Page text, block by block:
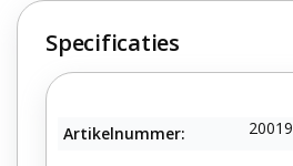
Specificaties
Artikelnummer: 20019